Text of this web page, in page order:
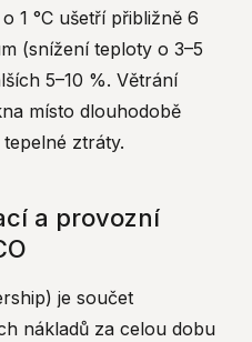
1 °C ušetří přibližně 6
(snížení teploty o 3–5
5–10 %. Větrání
místo dlouhodobě
ztráty.
a provozní
je součet
nákladů za celou dobu